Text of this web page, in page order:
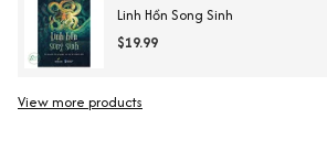
Linh Hồn Song Sinh
$19.99
View more products